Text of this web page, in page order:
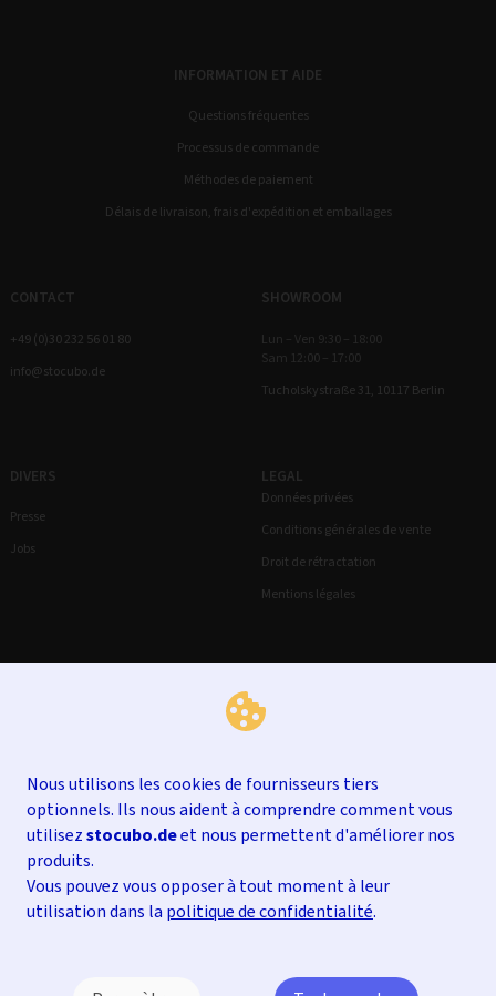
Nous utilisons les cookies de fournisseurs tiers
optionnels. Ils nous aident à comprendre comment vous
utilisezstocubo.deet nous permettent d'améliorer nos
produits.
Vous pouvez vous opposer à tout moment à leur
utilisation dans la politique de confidentialité.
INFORMATION ET AIDE
Questions fréquentes
Processus de commande
Méthodes de paiement
Délais de livraison, frais d'expédition et emballages
CONTACT
+49 (0)30 232 56 01 80
info@stocubo.de
SHOWROOM
Lun – Ven 9:30 – 18:00
Sam 12:00 – 17:00
Tucholskystraße 31, 10117 Berlin
DIVERS
Presse
Jobs
LEGAL
Données privées
Conditions générales de vente
Droit de rétractation
Mentions légales